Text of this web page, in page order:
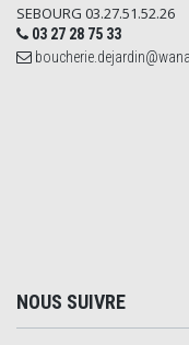
SEBOURG 03.27.51.52.26
03 27 28 75 33
NOUS SUIVRE